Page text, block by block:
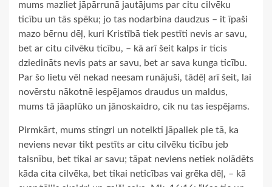
mums mazliet jāpārrunā jautājums par citu cilvēku
ticību un tās spēku; jo tas nodarbina daudzus – it īpaši
mazo bērnu dēļ, kuri Kristībā tiek pestīti nevis ar savu,
bet ar citu cilvēku ticību, – kā arī šeit kalps ir ticis
dziedināts nevis pats ar savu, bet ar sava kunga ticību.
Par šo lietu vēl nekad neesam runājuši, tādēļ arī šeit, lai
novērstu nākotnē iespējamos draudus un maldus,
mums tā jāaplūko un jānoskaidro, cik nu tas iespējams.
Pirmkārt, mums stingri un noteikti jāpaliek pie tā, ka
neviens nevar tikt pestīts ar citu cilvēku ticību jeb
taisnību, bet tikai ar savu; tāpat neviens netiek nolādēts
kāda cita cilvēka, bet tikai neticības vai grēka dēļ, – kā